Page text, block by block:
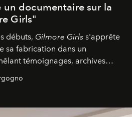
un documentaire sur la
Girls"
débuts, Gilmore Girls s'apprête
sa fabrication dans un
témoignages, archives